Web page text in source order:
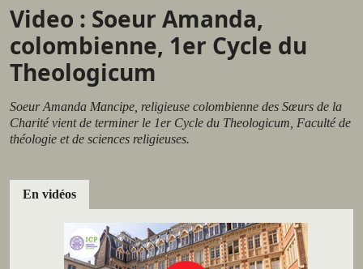
Video : Soeur Amanda,
colombienne, 1er Cycle du
Theologicum
Soeur Amanda Mancipe, religieuse colombienne des Sœurs de la
Charité vient de terminer le 1er Cycle du Theologicum, Faculté de
théologie et de sciences religieuses.
En vidéos